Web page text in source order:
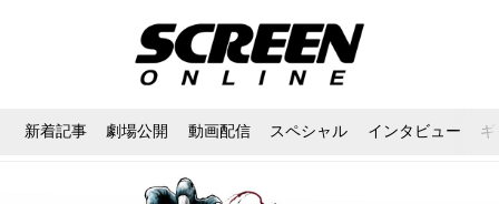
新着記事 劇場公開 動画配信 スペシャル インタビュー